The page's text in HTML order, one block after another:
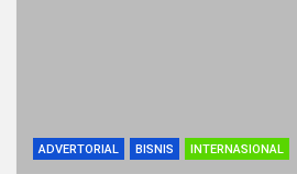
ADVERTORIAL BISNIS INTERNASIONAL